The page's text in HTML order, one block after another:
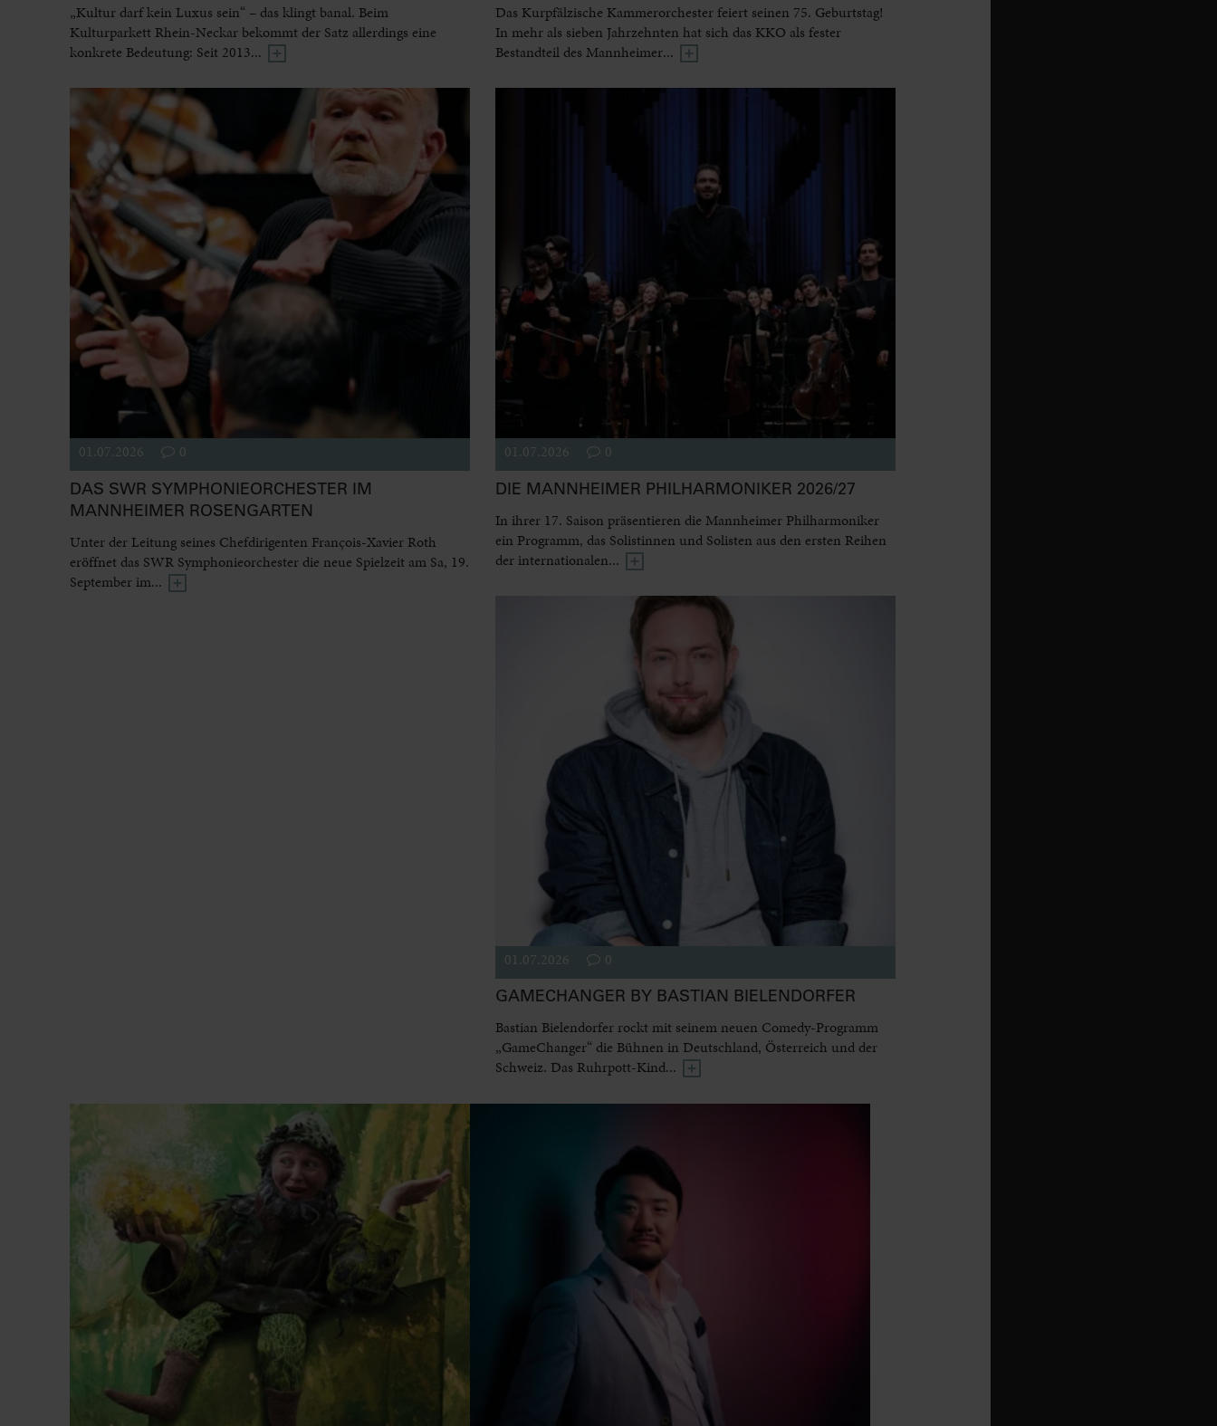
„Kultur darf kein Luxus sein“ – das klingt banal. Beim
Kulturparkett Rhein-Neckar bekommt der Satz allerdings eine
konkrete Bedeutung: Seit 2013...
Das Kurpfälzische Kammerorchester feiert seinen 75. Geburtstag!
In mehr als sieben Jahrzehnten hat sich das KKO als fester
Bestandteil des Mannheimer...
01.07.2026 0
DAS SWR SYMPHONIEORCHESTER IM
MANNHEIMER ROSENGARTEN
Unter der Leitung seines Chefdirigenten François-Xavier Roth
eröffnet das SWR Symphonieorchester die neue Spielzeit am Sa, 19.
September im...
01.07.2026 0
DIE MANNHEIMER PHILHARMONIKER 2026/27
In ihrer 17. Saison präsentieren die Mannheimer Philharmoniker
ein Programm, das Solistinnen und Solisten aus den ersten Reihen
der internationalen...
01.07.2026 0
GAMECHANGER BY BASTIAN BIELENDORFER
Bastian Bielendorfer rockt mit seinem neuen Comedy-Programm
„GameChanger“ die Bühnen in Deutschland, Österreich und der
Schweiz. Das Ruhrpott-Kind...